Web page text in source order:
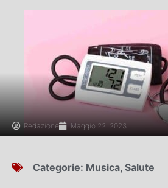
Redazione Maggio 22, 2023
Categorie: Musica, Salute